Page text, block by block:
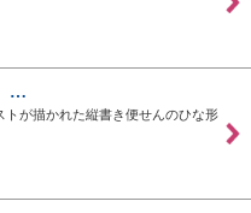
…
トが描かれた縦書き便せんのひな形